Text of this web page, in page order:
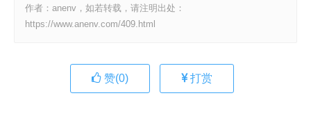
作者：anenv，如若转载，请注明出处：
https://www.anenv.com/409.html
赞(0) 打赏